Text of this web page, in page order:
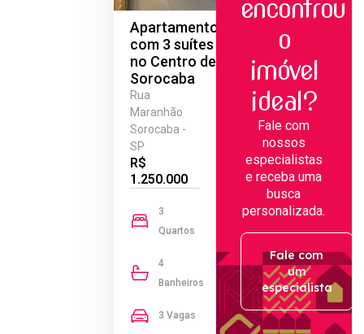
Apartamento
com 3 suítes
no Centro de
Sorocaba
Rua
Maranhão
Sorocaba -
SP
R$
1.250.000
3
Quartos
4
Banheiros
3 Vagas
encontrou
o
imóvel
ideal?
Fale com
nossos
especialistas
e receba uma
busca
personalizada.
Fale com
um
especialista